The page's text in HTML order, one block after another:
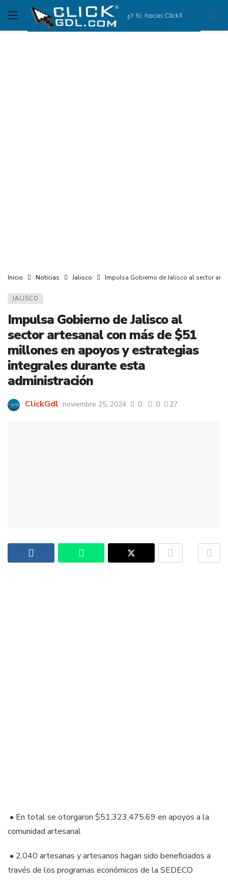
Inicio Noticias Jalisco Impulsa Gobierno de Jalisco al sector
JALISCO
Impulsa Gobierno de Jalisco al
sector artesanal con más de $51
millones en apoyos y estrategias
integrales durante esta
administración
ClickGdl noviembre 25, 2024 0 0 27
• En total se otorgaron $51,323,475.69 en apoyos a la
comunidad artesanal
• 2,040 artesanas y artesanos hagan sido beneficiados a
través de los programas económicos de la SEDECO